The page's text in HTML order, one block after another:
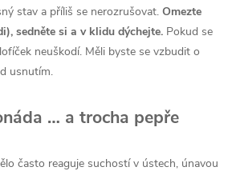
stav a příliš se nerozrušovat. Omezte
sedněte si a v klidu dýchejte. Pokud se
neuškodí. Měli byste se vzbudit o
usnutím.
… a trocha pepře
často reaguje suchostí v ústech, únavou